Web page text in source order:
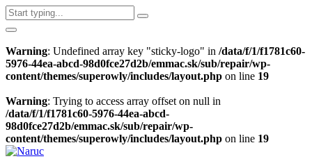
Warning: Undefined array key "sticky-logo" in /data/f/1/f1781c60-
5976-44ea-abcd-98d0fce27d2b/emmac.sk/sub/repair/wp-
content/themes/superowly/includes/layout.php on line 19
Warning: Trying to access array offset on null in
/data/f/1/f1781c60-5976-44ea-abcd-
98d0fce27d2b/emmac.sk/sub/repair/wp-
content/themes/superowly/includes/layout.php on line 19